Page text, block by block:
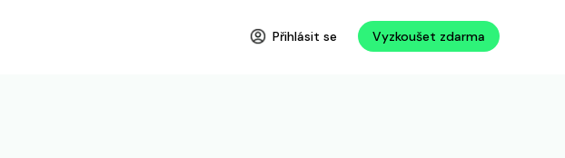
Přihlásit se Vyzkoušet zdarma